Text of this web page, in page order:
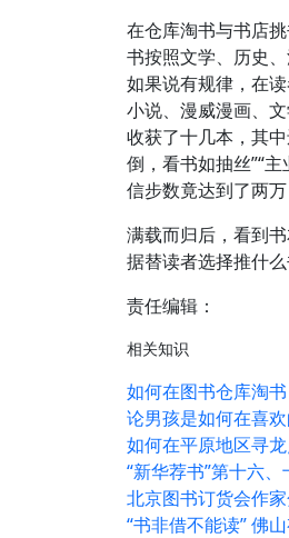
在仓库淘书与书店
书按照文学、历史
如果说有规律，在
小说、漫威漫画、
收获了十几本，其
倒，看书如抽丝”“
信步数竟达到了两
满载而归后，看到
据替读者选择推什
责任编辑：
相关知识
如何在图书仓库淘书
论男孩是如何在喜
如何在平原地区寻
“新华荐书”第十六
北京图书订货会作
“书非借不能读” 佛